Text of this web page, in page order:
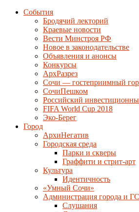
События
Бродячий лекторий
Краевые новости
Вести Минстроя РФ
Новое в законодательстве
Объявления и анонсы
Конкурсы
АрхРазрез
Сочи — гостеприимный
СочиПешком
Российский
FIFA World Cup 2018
Эко-Берег
Город
АрхиНегатив
Городская среда
Парки и скверы
Граффити и стрит-арт
Культура
Идентичность
«Умный Сочи»
Администрация города и
Слушания